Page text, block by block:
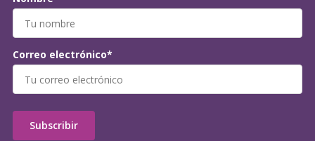
Correo electrónico*
Subscribir